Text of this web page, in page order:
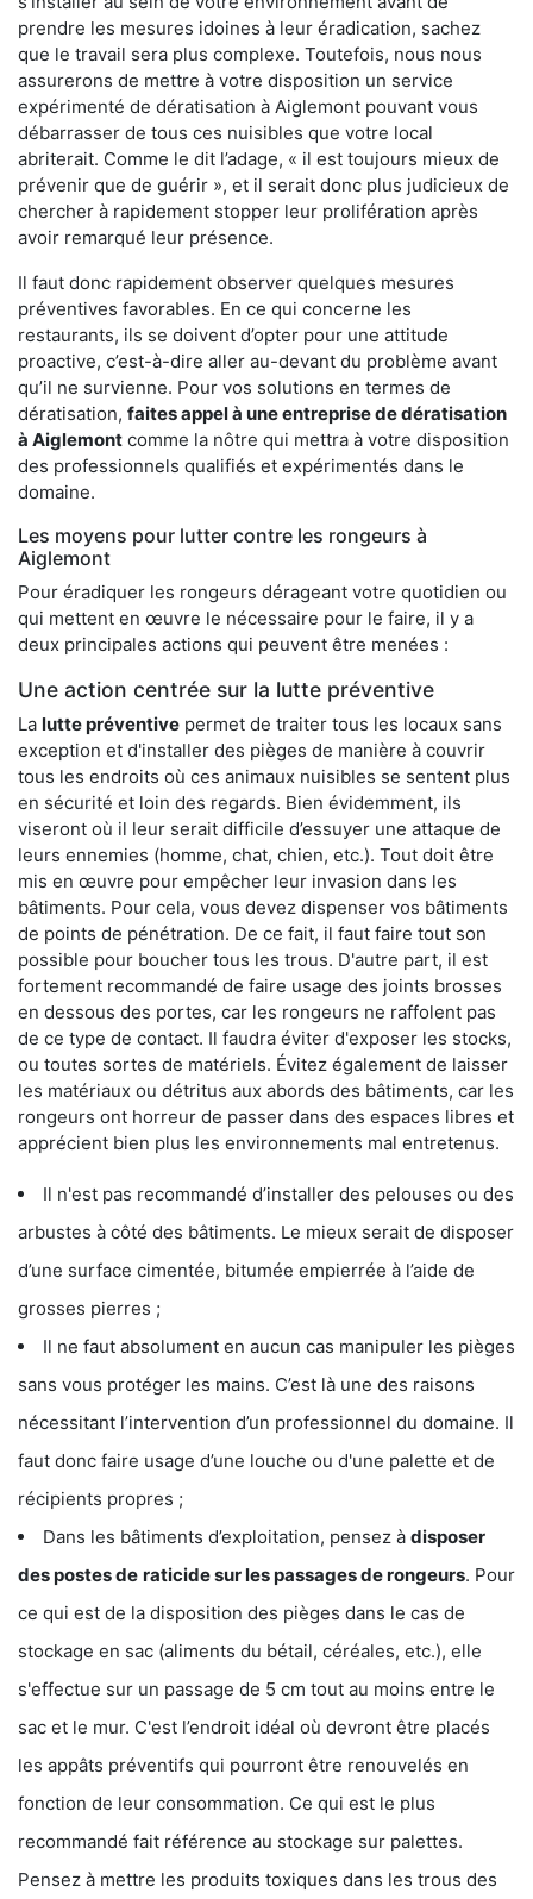
prendre les mesures idoines à leur éradication, sachez
que le travail sera plus complexe. Toutefois, nous nous
assurerons de mettre à votre disposition un service
expérimenté de dératisation à Aiglemont pouvant vous
débarrasser de tous ces nuisibles que votre local
abriterait. Comme le dit l’adage, « il est toujours mieux de
prévenir que de guérir », et il serait donc plus judicieux de
chercher à rapidement stopper leur prolifération après
avoir remarqué leur présence.
Il faut donc rapidement observer quelques mesures
préventives favorables. En ce qui concerne les
restaurants, ils se doivent d’opter pour une attitude
proactive, c’est-à-dire aller au-devant du problème avant
qu’il ne survienne. Pour vos solutions en termes de
dératisation, faites appel à une entreprise de dératisation
à Aiglemont comme la nôtre qui mettra à votre disposition
des professionnels qualifiés et expérimentés dans le
domaine.
Les moyens pour lutter contre les rongeurs à
Aiglemont
Pour éradiquer les rongeurs dérageant votre quotidien ou
qui mettent en œuvre le nécessaire pour le faire, il y a
deux principales actions qui peuvent être menées :
Une action centrée sur la lutte préventive
La lutte préventive permet de traiter tous les locaux sans
exception et d'installer des pièges de manière à couvrir
tous les endroits où ces animaux nuisibles se sentent plus
en sécurité et loin des regards. Bien évidemment, ils
viseront où il leur serait difficile d’essuyer une attaque de
leurs ennemies (homme, chat, chien, etc.). Tout doit être
mis en œuvre pour empêcher leur invasion dans les
bâtiments. Pour cela, vous devez dispenser vos bâtiments
de points de pénétration. De ce fait, il faut faire tout son
possible pour boucher tous les trous. D'autre part, il est
fortement recommandé de faire usage des joints brosses
en dessous des portes, car les rongeurs ne raffolent pas
de ce type de contact. Il faudra éviter d'exposer les stocks,
ou toutes sortes de matériels. Évitez également de laisser
les matériaux ou détritus aux abords des bâtiments, car les
rongeurs ont horreur de passer dans des espaces libres et
apprécient bien plus les environnements mal entretenus.
Il n'est pas recommandé d’installer des pelouses ou des
arbustes à côté des bâtiments. Le mieux serait de disposer
d’une surface cimentée, bitumée empierrée à l’aide de
grosses pierres ;
Il ne faut absolument en aucun cas manipuler les pièges
sans vous protéger les mains. C’est là une des raisons
nécessitant l’intervention d’un professionnel du domaine. Il
faut donc faire usage d’une louche ou d'une palette et de
récipients propres ;
Dans les bâtiments d’exploitation, pensez à disposer
des postes de raticide sur les passages de rongeurs. Pour
ce qui est de la disposition des pièges dans le cas de
stockage en sac (aliments du bétail, céréales, etc.), elle
s'effectue sur un passage de 5 cm tout au moins entre le
sac et le mur. C'est l’endroit idéal où devront être placés
les appâts préventifs qui pourront être renouvelés en
fonction de leur consommation. Ce qui est le plus
recommandé fait référence au stockage sur palettes.
Pensez à mettre les produits toxiques dans les trous des